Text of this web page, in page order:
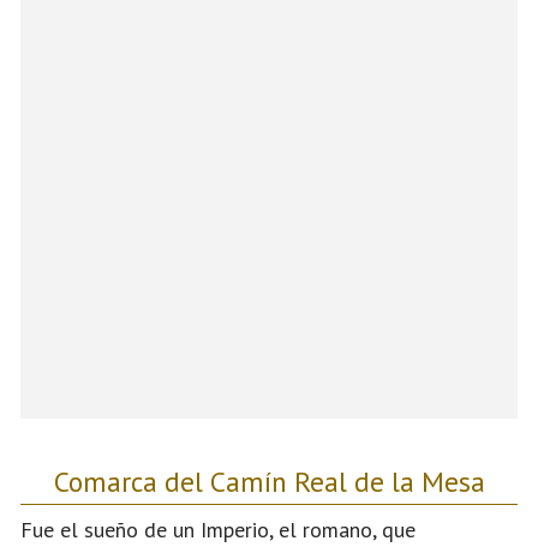
Comarca del Camín Real de la Mesa
Fue el sueño de un Imperio, el romano, que